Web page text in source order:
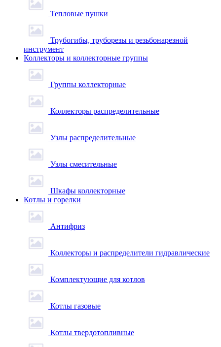
Тепловые пушки
Трубогибы, труборезы и резьбонарезной
инструмент
Коллекторы и коллекторные группы
Группы коллекторные
Коллекторы распределительные
Узлы распределительные
Узлы смесительные
Шкафы коллекторные
Котлы и горелки
Антифриз
Коллекторы и распределители гидравлические
Комплектующие для котлов
Котлы газовые
Котлы твердотопливные